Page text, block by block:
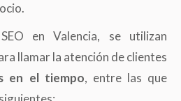
en Valencia, se utilizan
llamar la atención de clientes
en el tiempo, entre las que